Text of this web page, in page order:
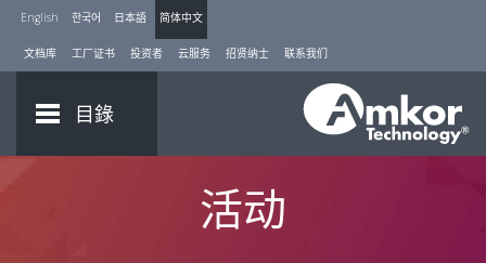
English 한국어 日本語 简体中文
文档库 工厂证书 投资者 云服务 招贤纳士 联系我们
目錄
活动